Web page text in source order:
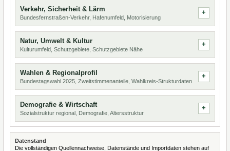
Verkehr, Sicherheit & Lärm
Bundesfernstraßen-Verkehr, Hafenumfeld, Motorisierung
Natur, Umwelt & Kultur
Kulturumfeld, Schutzgebiete, Schutzgebiete Nähe
Wahlen & Regionalprofil
Bundestagswahl 2025, Zweitstimmenanteile, Wahlkreis-Strukturdaten
Demografie & Wirtschaft
Sozialstruktur regional, Demografie, Altersstruktur
Datenstand
Die vollständigen Quellennachweise, Datenstände und Importdaten stehen auf